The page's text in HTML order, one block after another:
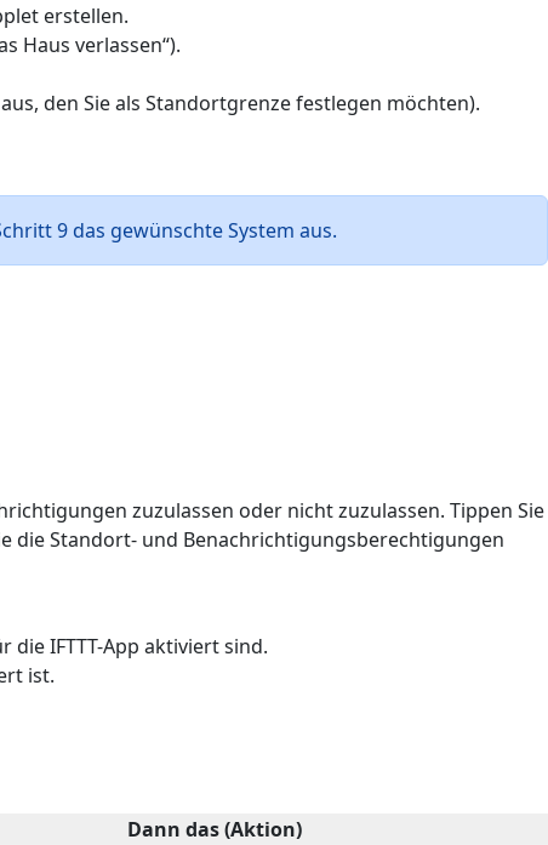
erstellen.
Haus verlassen“).
den Sie als Standortgrenze festlegen möchten).
9 das gewünschte System aus.
zuzulassen oder nicht zuzulassen. Tippen Sie
die Standort- und Benachrichtigungsberechtigungen
die IFTTT-App aktiviert sind.
ist.
Dann das (Aktion)